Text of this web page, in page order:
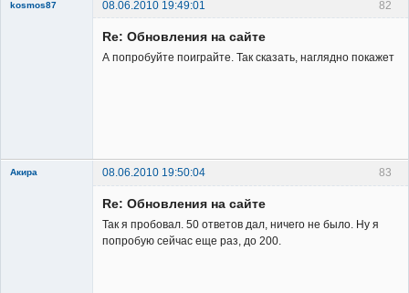
82
kosmos87 08.06.2010 19:49:01
Re: Обновления на сайте
А попробуйте поиграйте. Так сказать, наглядно покажет
83
Акира 08.06.2010 19:50:04
Re: Обновления на сайте
Так я пробовал. 50 ответов дал, ничего не было. Ну я
попробую сейчас еще раз, до 200.